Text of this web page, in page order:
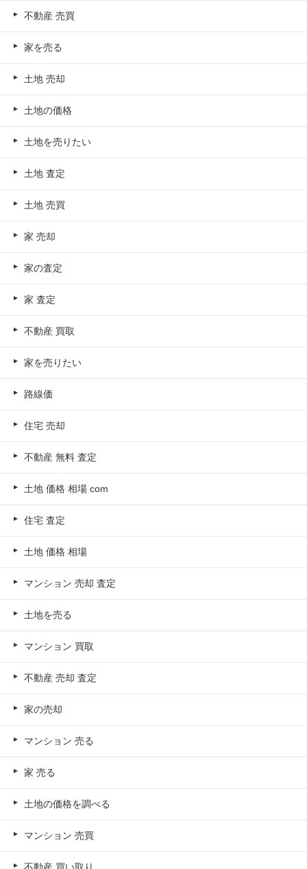
不動産 売買
家を売る
土地 売却
土地の価格
土地を売りたい
土地 査定
土地 売買
家 売却
家の査定
家 査定
不動産 買取
家を売りたい
路線価
住宅 売却
不動産 無料 査定
土地 価格 相場 com
住宅 査定
土地 価格 相場
マンション 売却 査定
土地を売る
マンション 買取
不動産 売却 査定
家の売却
マンション 売る
家 売る
土地の価格を調べる
マンション 売買